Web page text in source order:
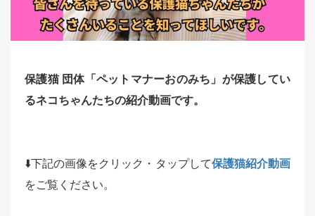
保護猫 団体「ペットマナーおのみち」が保護してい
るネコちゃんたちの紹介動画です。
⬇️下記の画像をクリック・タップして保護猫紹介動画
をご覧ください。